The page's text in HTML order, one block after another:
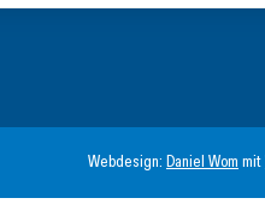
Webdesign: Daniel Wom mit